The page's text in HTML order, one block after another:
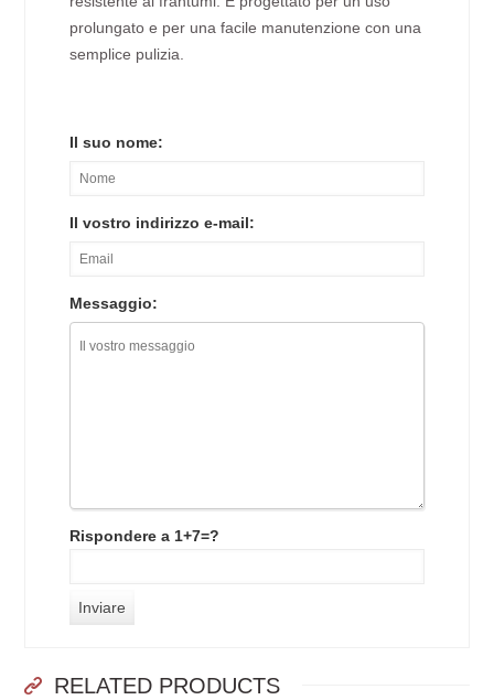
prolungato e per una facile manutenzione con una
semplice pulizia.
Il suo nome:
Il vostro indirizzo e-mail:
Messaggio:
Rispondere a 1+7=?
RELATED PRODUCTS